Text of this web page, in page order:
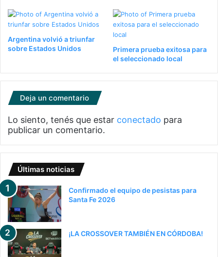
Argentina volvió a triunfar
sobre Estados Unidos
Primera prueba exitosa para
el seleccionado local
Deja un comentario
Lo siento, tenés que estar conectado para
publicar un comentario.
Últimas noticias
Confirmado el equipo de pesistas para
Santa Fe 2026
¡LA CROSSOVER TAMBIÉN EN CÓRDOBA!